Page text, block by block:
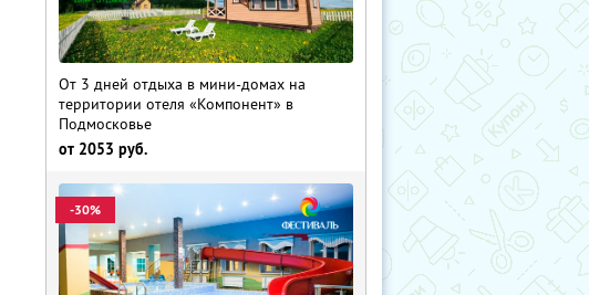
От 3 дней отдыха в мини-домах на
территории отеля «Компонент» в
Подмосковье
от 2053 руб.
-30%